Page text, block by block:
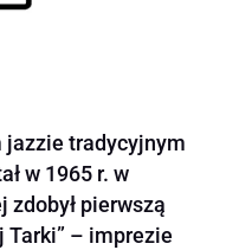
jazzie tradycyjnym
w 1965 r. w
zdobył pierwszą
Tarki” – imprezie